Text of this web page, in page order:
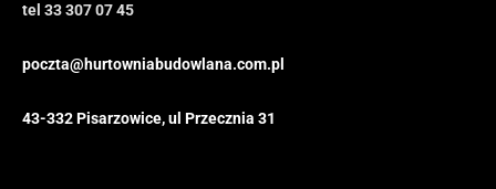
tel 33 307 07 45
poczta@hurtowniabudowlana.com.pl
43-332 Pisarzowice, ul Przecznia 31